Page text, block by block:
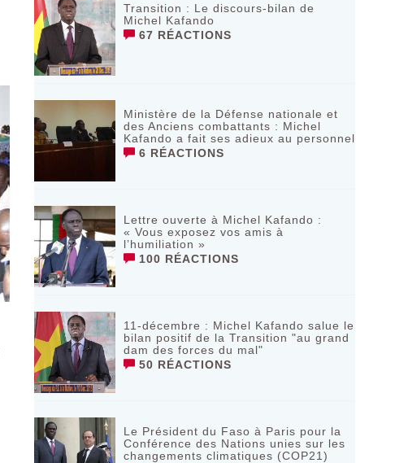
Transition : Le discours-bilan de
Michel Kafando
67 RÉACTIONS
Ministère de la Défense nationale et
des Anciens combattants : Michel
Kafando a fait ses adieux au personnel
6 RÉACTIONS
Lettre ouverte à Michel Kafando :
« Vous exposez vos amis à
l’humiliation »
100 RÉACTIONS
11-décembre : Michel Kafando salue le
bilan positif de la Transition "au grand
dam des forces du mal"
50 RÉACTIONS
Le Président du Faso à Paris pour la
Conférence des Nations unies sur les
changements climatiques (COP21)